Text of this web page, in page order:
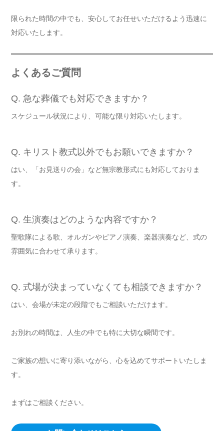
限られた時間の中でも、安心してお任せいただけるよう迅速に
対応いたします。
よくあるご質問
Q. 急な葬儀でも対応できますか？
スケジュール状況により、可能な限り対応いたします。
Q. キリスト教式以外でもお願いできますか？
はい、「お見送りの会」など無宗教形式にも対応しておりま
す。
Q. 生演奏はどのような内容ですか？
聖歌隊による歌、オルガンやピアノ演奏、楽器演奏など、式の
雰囲気に合わせて承ります。
Q. 式場が決まっていなくても相談できますか？
はい、会場が未定の段階でもご相談いただけます。
お別れの時間は、人生の中でも特に大切な瞬間です。
ご家族の想いに寄り添いながら、心を込めてサポートいたしま
す。
まずはご相談ください。